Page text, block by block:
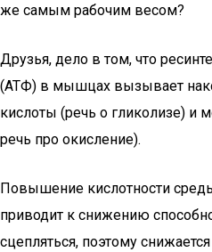
же самым рабочим весом?
Друзья, дело в том, что
(АТФ) в мышцах вызывает
кислоты (речь о гликолизе) и
речь про окисление).
Повышение кислотности
приводит к снижению
сцепляться, поэтому